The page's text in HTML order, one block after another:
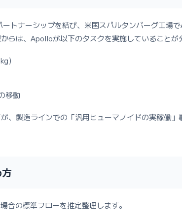
トナーシップを結び、米国スパルタンバーグ工場
らは、Apolloが以下のタスクを実施していることが
）
移動
、製造ラインでの「汎用ヒューマノイドの実稼働
合の標準フローを推定整理します。